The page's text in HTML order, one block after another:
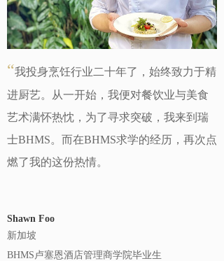
“我投身烹饪行业二十年了，始终致力于精
进厨艺。从一开始，我便对餐饮业与美食
艺术满怀热忱，为了寻求突破，我来到瑞
士BHMS。而在BHMS求学的经历，再次点
燃了我的这份热情。
Shawn Foo
新加坡
BHMS卢塞恩酒店管理商学院毕业生